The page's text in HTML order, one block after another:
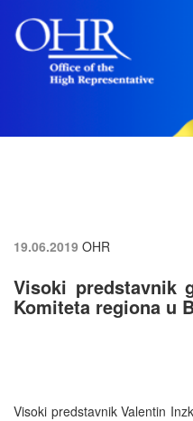
19.06.2019 OHR
Visoki predstavnik
Komiteta regiona u
Visoki predstavnik Valentin